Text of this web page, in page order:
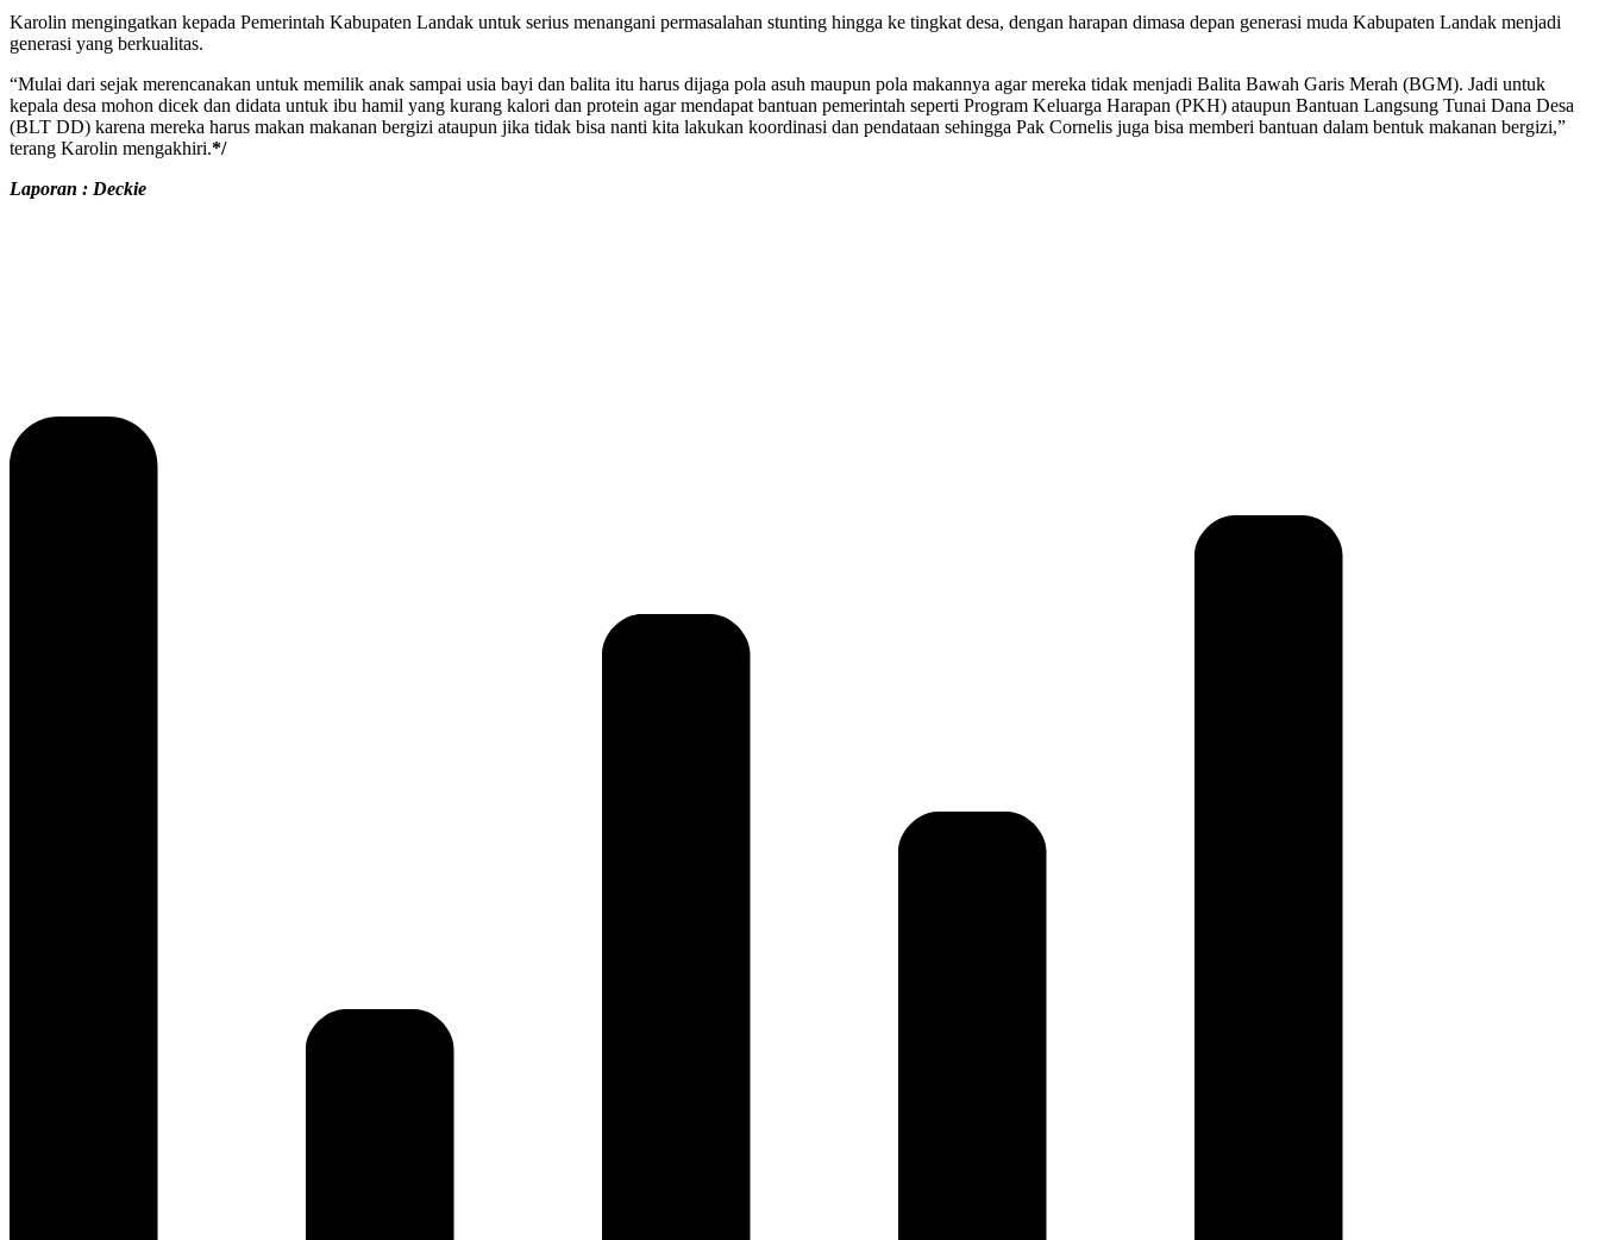
Karolin mengingatkan kepada Pemerintah Kabupaten Landak untuk serius menangani permasalahan stunting hingga ke tingkat desa, dengan harapan dimasa depan generasi muda Kabupaten Landak menjadi
generasi yang berkualitas.
“Mulai dari sejak merencanakan untuk memilik anak sampai usia bayi dan balita itu harus dijaga pola asuh maupun pola makannya agar mereka tidak menjadi Balita Bawah Garis Merah (BGM). Jadi untuk
kepala desa mohon dicek dan didata untuk ibu hamil yang kurang kalori dan protein agar mendapat bantuan pemerintah seperti Program Keluarga Harapan (PKH) ataupun Bantuan Langsung Tunai Dana Desa
(BLT DD) karena mereka harus makan makanan bergizi ataupun jika tidak bisa nanti kita lakukan koordinasi dan pendataan sehingga Pak Cornelis juga bisa memberi bantuan dalam bentuk makanan bergizi,”
terang Karolin mengakhiri.*/
Laporan : Deckie